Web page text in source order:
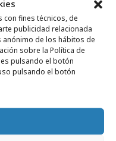
fines técnicos, de
publicidad relacionada
anónimo de los hábitos de
sobre la Política de
pulsando el botón
pulsando el botón